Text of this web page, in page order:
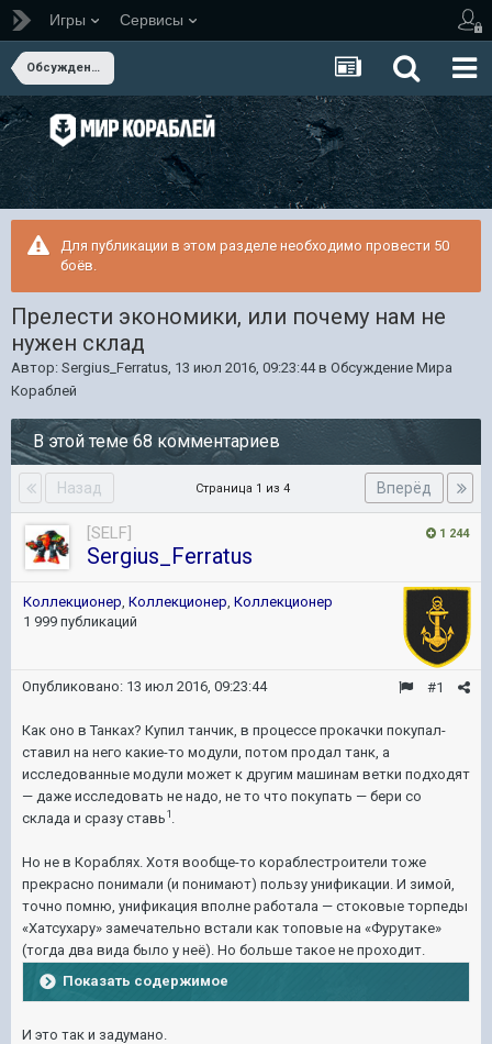
Игры Сервисы
Обсуждение Мира Кораблей
Для публикации в этом разделе необходимо провести 50
боёв.
Прелести экономики, или почему нам не
нужен склад
Автор: Sergius_Ferratus, 13 июл 2016, 09:23:44в Обсуждение Мира
Кораблей
В этой теме 68 комментариев
Назад Вперёд
Страница 1 из 4
1 244
[SELF]
Sergius_Ferratus
Коллекционер, Коллекционер, Коллекционер
1 999 публикаций
#1
Опубликовано: 13 июл 2016, 09:23:44
Как оно в Танках? Купил танчик, в процессе прокачки покупал-
ставил на него какие-то модули, потом продал танк, а
исследованные модули может к другим машинам ветки подходят
— даже исследовать не надо, не то что покупать — бери со
склада и сразу ставь1.
Но не в Кораблях. Хотя вообще-то кораблестроители тоже
прекрасно понимали (и понимают) пользу унификации. И зимой,
точно помню, унификация вполне работала — стоковые торпеды
«Хатсухару» замечательно встали как топовые на «Фурутаке»
(тогда два вида было у неё). Но больше такое не проходит.
Показать содержимое
И это так и задумано.